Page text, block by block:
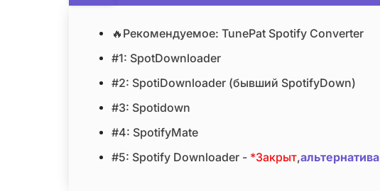
🔥Рекомендуемое: TunePat Spotify Converter
#1: SpotDownloader
#2: SpotiDownloader (бывший SpotifyDown)
#3: Spotidown
#4: SpotifyMate
#5: Spotify Downloader - *Закрыт,альтернатива